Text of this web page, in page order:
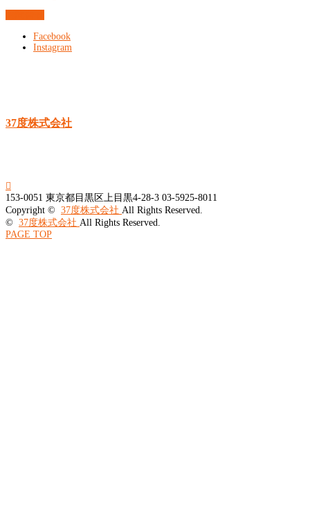
Facebook
Instagram
37度株式会社

153-0051 東京都目黒区上目黒4-28-3 03-5925-8011
Copyright © 37度株式会社 All Rights Reserved.
© 37度株式会社 All Rights Reserved.
PAGE TOP